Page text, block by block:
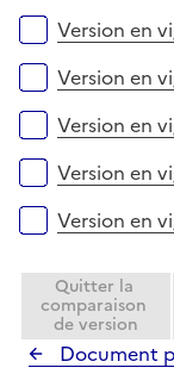
Version en
Version en
Version en
Version en
Version en
Quitter la
comparaison
de version
Document